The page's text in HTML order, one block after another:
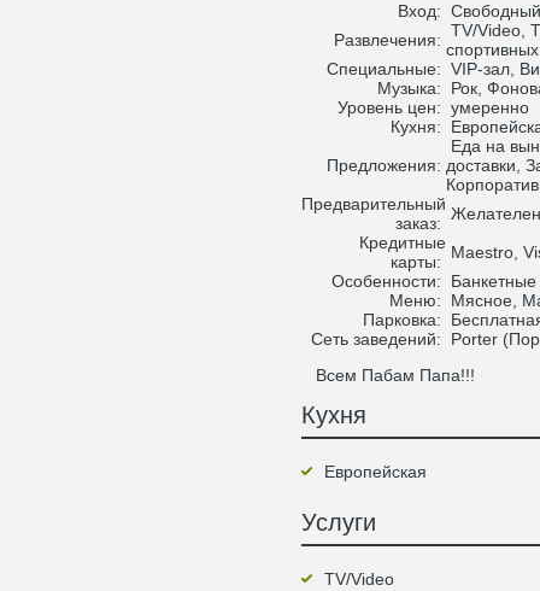
Вход: Свободный
Развлечения: TV/Video,
Специальные: VIP-зал,
Музыка:
Рок,
Уровень цен: умеренно
Кухня:
Предложения:
Еда на
доставки,
Предварительный
заказ: Желателен
Кредитные
карты:
Maestro,
Особенности:
Банкетные
Меню:
Мясное,
Парковка:
Сеть заведений:
Porter
Всем Пабам Папа!!!
Кухня
Европейская
Услуги
TV/Video